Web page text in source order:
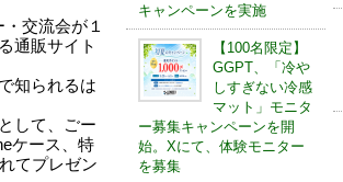
交流会が１
通販サイト
知られるは
して、ごー
ケース、特
てプレゼン
キャンペーンを実施
【100名限定】
GGPT、「冷や
しすぎない冷感
マット」モニタ
ー募集キャンペーンを開
始。Xにて、体験モニター
を募集